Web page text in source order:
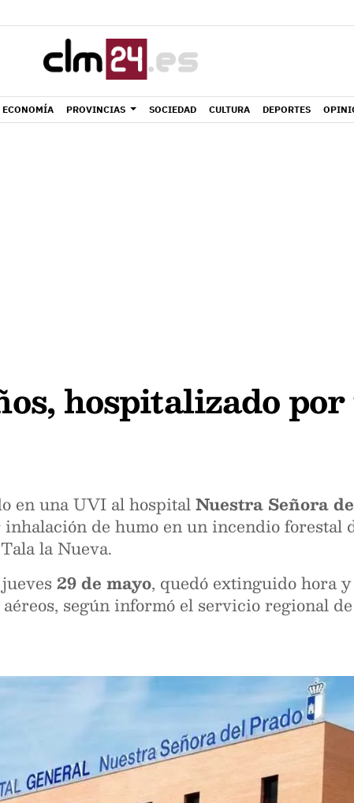
ECONOMÍA PROVINCIAS SOCIEDAD CULTURA DEPORTES
hospitalizado
en una UVI al hospitalNuestra Señora
de humo en un incendio forestal
la Nueva.
29 de mayo, quedó extinguido hora
según informó el servicio regional